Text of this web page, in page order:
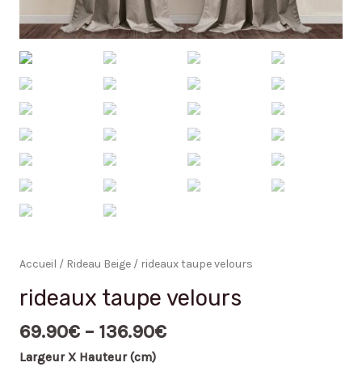
Accueil / Rideau Beige/ rideaux taupe velours
rideaux taupe velours
69.90€– 136.90€
Largeur X Hauteur (cm)